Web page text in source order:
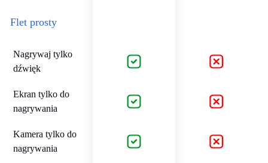
Flet prosty
Nagrywaj tylko
dźwięk
Ekran tylko do
nagrywania
Kamera tylko do
nagrywania